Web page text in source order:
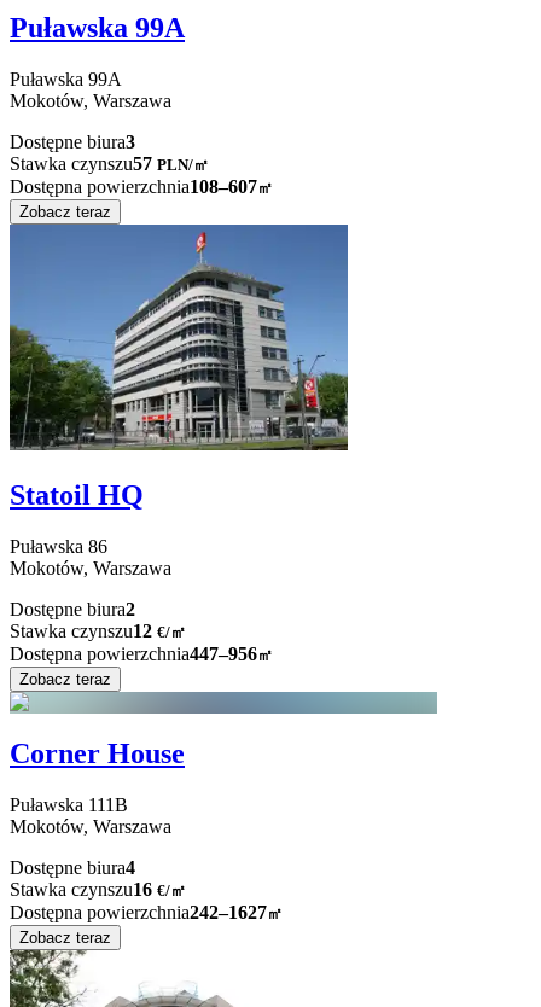
Puławska 99A
Puławska 99A
Mokotów, Warszawa
Dostępne biura3
Stawka czynszu57 PLN/㎡
Dostępna powierzchnia108–607㎡
Zobacz teraz
Statoil HQ
Puławska 86
Mokotów, Warszawa
Dostępne biura2
Stawka czynszu12 €/㎡
Dostępna powierzchnia447–956㎡
Zobacz teraz
Corner House
Puławska 111B
Mokotów, Warszawa
Dostępne biura4
Stawka czynszu16 €/㎡
Dostępna powierzchnia242–1627㎡
Zobacz teraz